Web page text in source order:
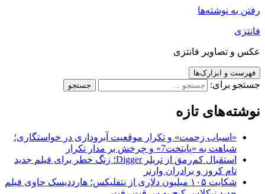
نوشته‌ها
فانتزی
و ابزارک‌ها
برای:
تازه
زحمت» و تکرار موقعیت آبروداری در خواستگاری؛
به «پایتخت7» و چرخش بر مدار تکرار
استقبال کم‌رمق از تریلر Digger؛ زنگ خطر برای فیلم جدید
کروز و برادران وارنر
شکایت ۱۰۵ میلیون دلاری از نتفلیکس؛ هارددیسک حاوی فیلم